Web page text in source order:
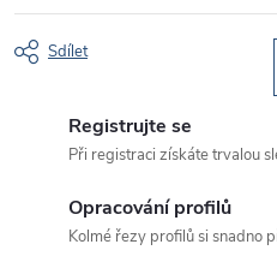
Sdílet
Registrujte se
Při registraci získáte trvalou
Opracování profilů
Kolmé řezy profilů si snadno